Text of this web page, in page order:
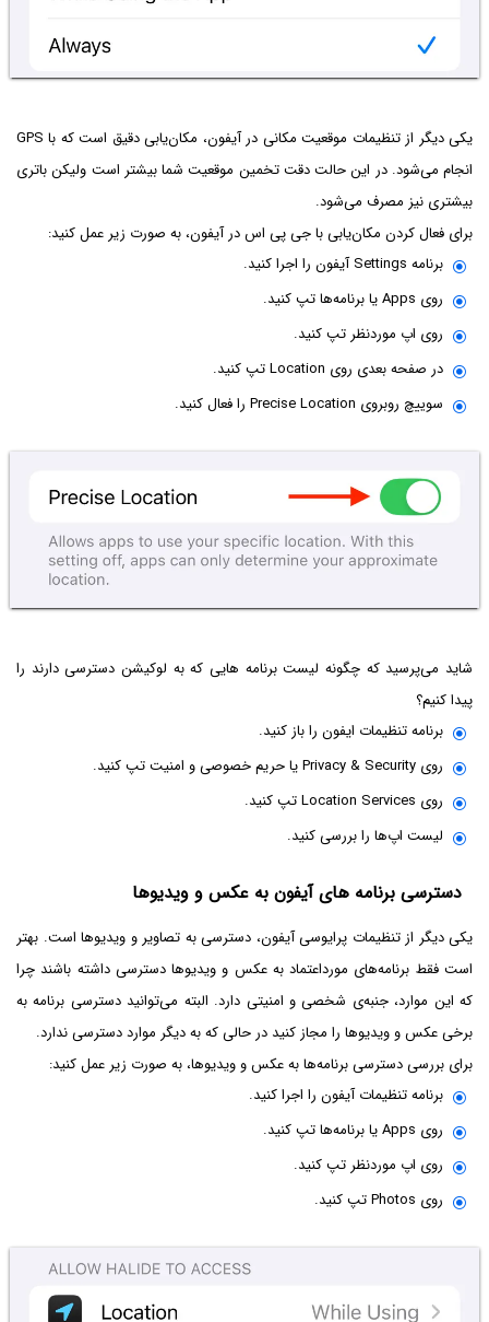
یکی دیگر از تنظیمات موقعیت مکانی در آیفون، مکان‌یابی دقیق است که با GPS
انجام می‌شود. در این حالت دقت تخمین موقعیت شما بیشتر است ولیکن باتری
بیشتری نیز مصرف می‌شود.
برای فعال کردن مکان‌یابی با جی پی اس در آیفون، به صورت زیر عمل کنید:
برنامه Settings آیفون را اجرا کنید.
روی Apps یا برنامه‌ها تپ کنید.
روی اپ موردنظر تپ کنید.
در صفحه بعدی روی Location تپ کنید.
سوییچ روبروی Precise Location را فعال کنید.
شاید می‌پرسید که چگونه لیست برنامه هایی که به لوکیشن دسترسی دارند را
پیدا کنیم؟
برنامه تنظیمات ایفون را باز کنید.
روی Privacy & Security یا حریم خصوصی و امنیت تپ کنید.
روی Location Services تپ کنید.
لیست اپ‌ها را بررسی کنید.
دسترسی برنامه های آیفون به عکس و ویدیوها
یکی دیگر از تنظیمات پرایوسی آیفون، دسترسی به تصاویر و ویدیوها است. بهتر
است فقط برنامه‌های مورداعتماد به عکس و ویدیوها دسترسی داشته باشند چرا
که این موارد، جنبه‌ی شخصی و امنیتی دارد. البته می‌توانید دسترسی برنامه به
برخی عکس و ویدیوها را مجاز کنید در حالی که به دیگر موارد دسترسی ندارد.
برای بررسی دسترسی برنامه‌ها به عکس و ویدیوها، به صورت زیر عمل کنید:
برنامه تنظیمات آیفون را اجرا کنید.
روی Apps یا برنامه‌ها تپ کنید.
روی اپ موردنظر تپ کنید.
روی Photos تپ کنید.